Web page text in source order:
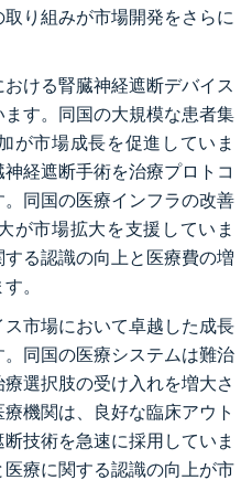
り組みが市場開発をさらに
ける腎臓神経遮断デバイス
す。同国の大規模な患者集
が市場成長を促進していま
経遮断手術を治療プロトコ
同国の医療インフラの改善
が市場拡大を支援していま
る認識の向上と医療費の増
。
市場において卓越した成長
同国の医療システムは難治
選択肢の受け入れを増大さ
機関は、良好な臨床アウト
技術を急速に採用していま
療に関する認識の向上が市